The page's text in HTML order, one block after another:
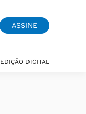
ASSINE
EDIÇÃO DIGITAL